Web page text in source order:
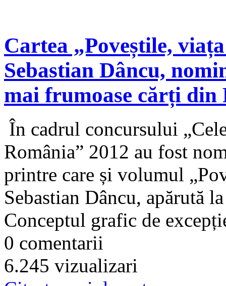
Cartea „Poveștile,
Sebastian Dâncu,
mai frumoase cărți din
În cadrul concursului
România” 2012 au fost
printre care și volumul
Sebastian Dâncu, apărută
Conceptul grafic de
0 comentarii
6.245 vizualizari